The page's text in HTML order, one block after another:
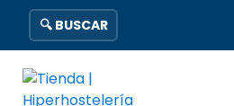
🔍 BUSCAR